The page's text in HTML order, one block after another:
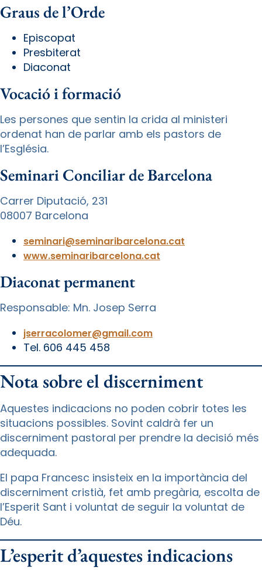
Graus de l’Orde
Episcopat
Presbiterat
Diaconat
Vocació i formació
Les persones que sentin la crida al ministeri
ordenat han de parlar amb els pastors de
l’Església.
Seminari Conciliar de Barcelona
Carrer Diputació, 231
08007 Barcelona
seminari@seminaribarcelona.cat
www.seminaribarcelona.cat
Diaconat permanent
Responsable: Mn. Josep Serra
jserracolomer@gmail.com
Tel. 606 445 458
Nota sobre el discerniment
Aquestes indicacions no poden cobrir totes les
situacions possibles. Sovint caldrà fer un
discerniment pastoral per prendre la decisió més
adequada.
El papa Francesc insisteix en la importància del
discerniment cristià, fet amb pregària, escolta de
l’Esperit Sant i voluntat de seguir la voluntat de
Déu.
L’esperit d’aquestes indicacions